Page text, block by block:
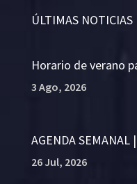
ÚLTIMAS NOTICIAS
Horario de verano
3 Ago, 2026
AGENDA
26 Jul, 2026